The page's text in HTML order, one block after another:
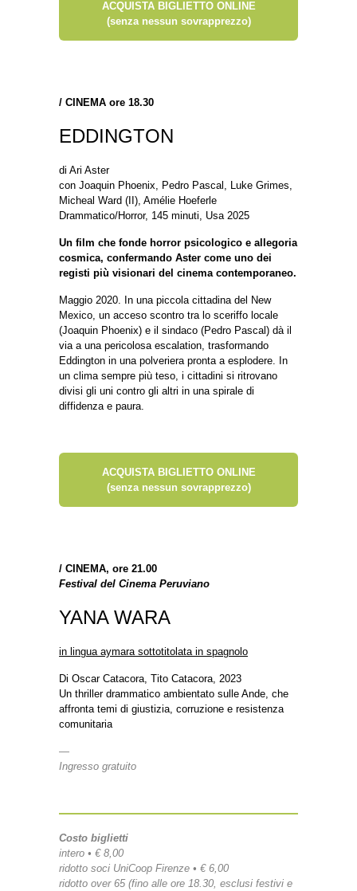
ACQUISTA BIGLIETTO ONLINE
(senza nessun sovrapprezzo)
/ CINEMA ore 18.30
EDDINGTON
di Ari Aster
con Joaquin Phoenix, Pedro Pascal, Luke Grimes,
Micheal Ward (II), Amélie Hoeferle
Drammatico/Horror, 145 minuti, Usa 2025
Un film che fonde horror psicologico e allegoria
cosmica, confermando Aster come uno dei
registi più visionari del cinema contemporaneo.
Maggio 2020. In una piccola cittadina del New
Mexico, un acceso scontro tra lo sceriffo locale
(Joaquin Phoenix) e il sindaco (Pedro Pascal) dà il
via a una pericolosa escalation, trasformando
Eddington in una polveriera pronta a esplodere. In
un clima sempre più teso, i cittadini si ritrovano
divisi gli uni contro gli altri in una spirale di
diffidenza e paura.
ACQUISTA BIGLIETTO ONLINE
(senza nessun sovrapprezzo)
/ CINEMA, ore 21.00
Festival del Cinema Peruviano
YANA WARA
in lingua aymara sottotitolata in spagnolo
Di Oscar Catacora, Tito Catacora, 2023
Un thriller drammatico ambientato sulle Ande, che
affronta temi di giustizia, corruzione e resistenza
comunitaria
—
Ingresso gratuito
Costo biglietti
intero • € 8,00
ridotto soci UniCoop Firenze • € 6,00
ridotto over 65 (fino alle ore 18.30, esclusi festivi e